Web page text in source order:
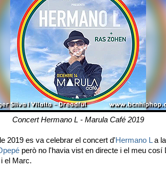
Concert Hermano L - Marula Café 2019
2019 es va celebrar el concert d'Hermano La
però no l'havia vist en directe i el meu cosí
i el Marc.